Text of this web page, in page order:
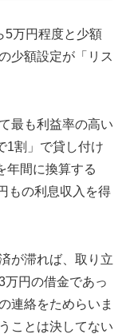
5万円程度と少額
少額設定が「リス
最も利益率の高い
1割」で貸し付け
年間に換算する
もの利息収入を得
が滞れば、取り立
万円の借金であっ
連絡をためらいま
ことは決してない